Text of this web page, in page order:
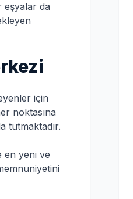
eşyalar da
için
noktasına
tutmaktadır.
en yeni ve